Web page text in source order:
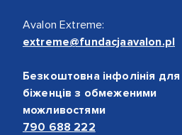
Avalon Extreme:
extreme@fundacjaavalon.pl
Безкоштовна інфолінія для
біженців з обмеженими
можливостями
790 688 222